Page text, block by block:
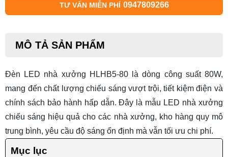
TƯ VẤN MIỄN PHÍ 0947809266
MÔ TẢ SẢN PHẨM
Đèn LED nhà xưởng HLHB5-80 là dòng công suất 80W,
mang đến chất lượng chiếu sáng vượt trội, tiết kiệm điện và
chính sách bảo hành hấp dẫn. Đây là mẫu LED nhà xưởng
chiếu sáng hiệu quả cho các nhà xưởng, kho hàng quy mô
trung bình, yêu cầu độ sáng ổn định mà vẫn tối ưu chi phí.
Mục lục